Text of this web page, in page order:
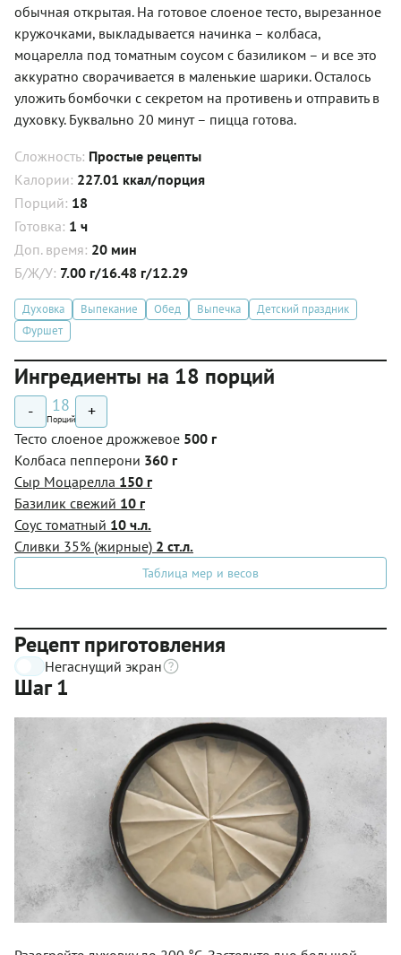
обычная открытая. На готовое слоеное тесто, вырезанное
кружочками, выкладывается начинка – колбаса,
моцарелла под томатным соусом с базиликом – и все это
аккуратно сворачивается в маленькие шарики. Осталось
уложить бомбочки с секретом на противень и отправить в
духовку. Буквально 20 минут – пицца готова.
Сложность: Простые рецепты
Калории: 227.01 ккал/порция
Порций: 18
Готовка: 1 ч
Доп. время: 20 мин
Б/Ж/У: 7.00 г/16.48 г/12.29
Духовка Выпекание Обед Выпечка
Детский праздник
Фуршет
Ингредиенты на 18 порций
- 18
Порций +
Тесто слоеное дрожжевое 500 г
Колбаса пепперони 360 г
Сыр Моцарелла 150 г
Базилик свежий 10 г
Соус томатный 10 ч.л.
Сливки 35% (жирные) 2 ст.л.
Таблица мер и весов
Рецепт приготовления
Негаснущий экран
Шаг 1